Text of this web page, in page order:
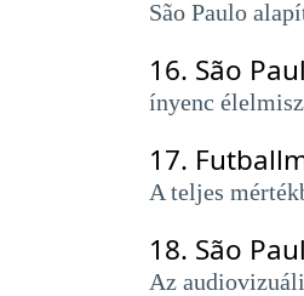
São Paulo
16. São
ínyenc
17.
A teljes
18. São
Az